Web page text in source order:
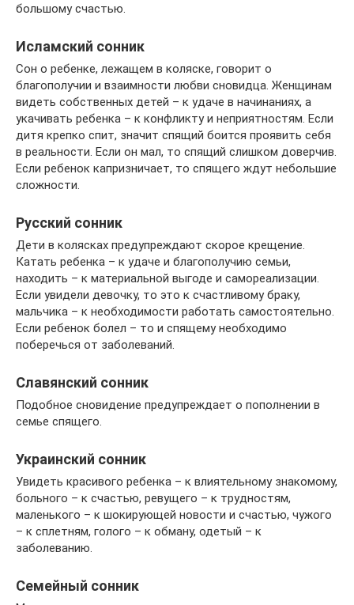
большому счастью.
Исламский сонник
Сон о ребенке, лежащем в коляске, говорит о
благополучии и взаимности любви сновидца. Женщинам
видеть собственных детей – к удаче в начинаниях, а
укачивать ребенка – к конфликту и неприятностям. Если
дитя крепко спит, значит спящий боится проявить себя
в реальности. Если он мал, то спящий слишком доверчив.
Если ребенок капризничает, то спящего ждут небольшие
сложности.
Русский сонник
Дети в колясках предупреждают скорое крещение.
Катать ребенка – к удаче и благополучию семьи,
находить – к материальной выгоде и самореализации.
Если увидели девочку, то это к счастливому браку,
мальчика – к необходимости работать самостоятельно.
Если ребенок болел – то и спящему необходимо
поберечься от заболеваний.
Славянский сонник
Подобное сновидение предупреждает о пополнении в
семье спящего.
Украинский сонник
Увидеть красивого ребенка – к влиятельному знакомому,
больного – к счастью, ревущего – к трудностям,
маленького – к шокирующей новости и счастью, чужого
– к сплетням, голого – к обману, одетый – к
заболеванию.
Семейный сонник